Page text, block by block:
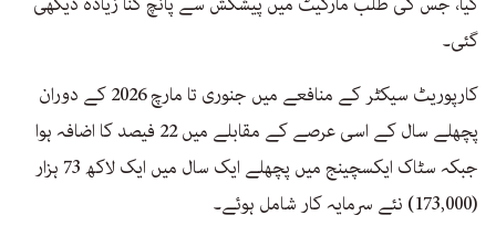
گئی۔
کارپوریٹ سیکٹر کے منافعے میں جنوری تا مارچ 2026 کے دوران
پچھلے سال کے اسی عرصے کے مقابلے میں 22 فیصد کا اضافہ ہوا
جبکہ سٹاک ایکسچینج میں پچھلے ایک سال میں ایک لاکھ 73 ہزار
(173,000) نئے سرمایہ کار شامل ہوئے۔